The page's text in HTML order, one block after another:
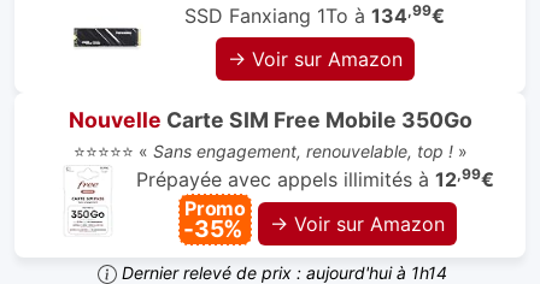
SSD Fanxiang 1To à 134,99€
→ Voir sur Amazon
Nouvelle Carte SIM Free Mobile 350Go
⭐⭐⭐⭐⭐ « Sans engagement, renouvelable, top !»
Prépayée avec appels illimités à 12,99€
Promo
-35% → Voir sur Amazon
Dernier relevé de prix : aujourd'hui à 1h14